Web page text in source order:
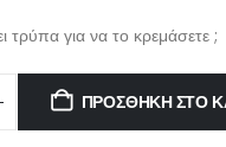
τρύπα για να το κρεμάσετε ;
ΠΡΟΣΘΉΚΗ ΣΤΟ